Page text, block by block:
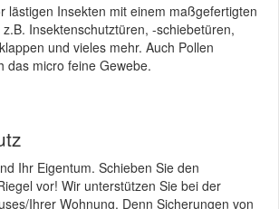
lästigen Insekten mit einem maßgefertigten
Insektenschutztüren, -schiebetüren,
und vieles mehr. Auch Pollen
das micro feine Gewebe.
Ihr Eigentum. Schieben Sie den
vor! Wir unterstützen Sie bei der
Ihrer Wohnung. Denn Sicherungen von